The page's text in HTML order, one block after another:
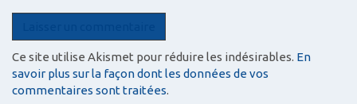
Ce site utilise Akismet pour réduire les indésirables. En
savoir plus sur la façon dont les données de vos
commentaires sont traitées.